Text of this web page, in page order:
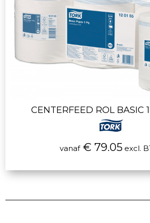
CENTERFEED ROL BASIC
vanaf€ 79.05excl.